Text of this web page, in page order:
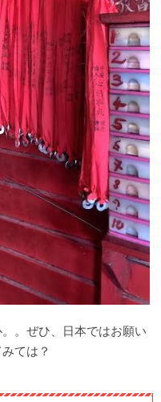
。ぜひ、日本ではお願い
ては？